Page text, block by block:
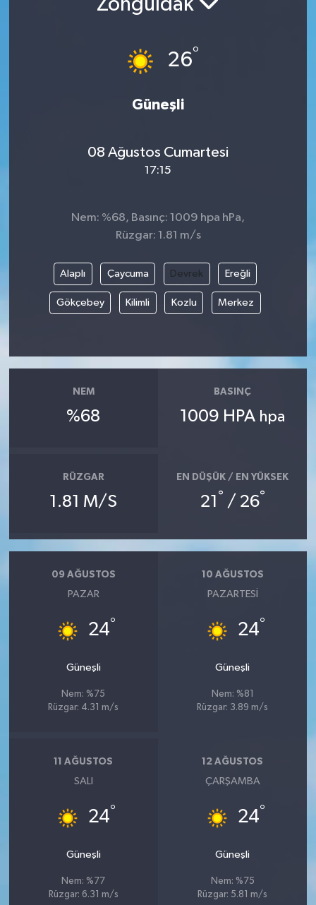
Zonguldak
26°
Güneşli
08 Ağustos Cumartesi
17:15
Nem: %68, Basınç: 1009 hpa hPa,
Rüzgar: 1.81 m/s
Alaplı Çaycuma Devrek Ereğli
Gökçebey Kilimli Kozlu Merkez
NEM
%68
BASINÇ
1009 HPA hpa
RÜZGAR
1.81 M/S
EN DÜŞÜK / EN YÜKSEK
21 ° / 26°
09 AĞUSTOS
PAZAR
24°
Güneşli
Nem: %75
Rüzgar: 4.31 m/s
10 AĞUSTOS
PAZARTESI
24°
Güneşli
Nem: %81
Rüzgar: 3.89 m/s
11 AĞUSTOS
SALI
24°
Güneşli
Nem: %77
Rüzgar: 6.31 m/s
12 AĞUSTOS
ÇARŞAMBA
24°
Güneşli
Nem: %75
Rüzgar: 5.81 m/s